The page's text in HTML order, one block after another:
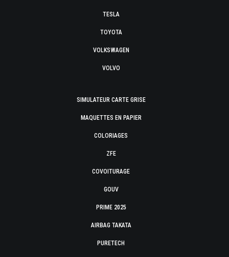
TESLA
TOYOTA
VOLKSWAGEN
VOLVO
SIMULATEUR CARTE GRISE
MAQUETTES EN PAPIER
COLORIAGES
ZFE
COVOITURAGE
GOUV
PRIME 2025
AIRBAG TAKATA
PURETECH